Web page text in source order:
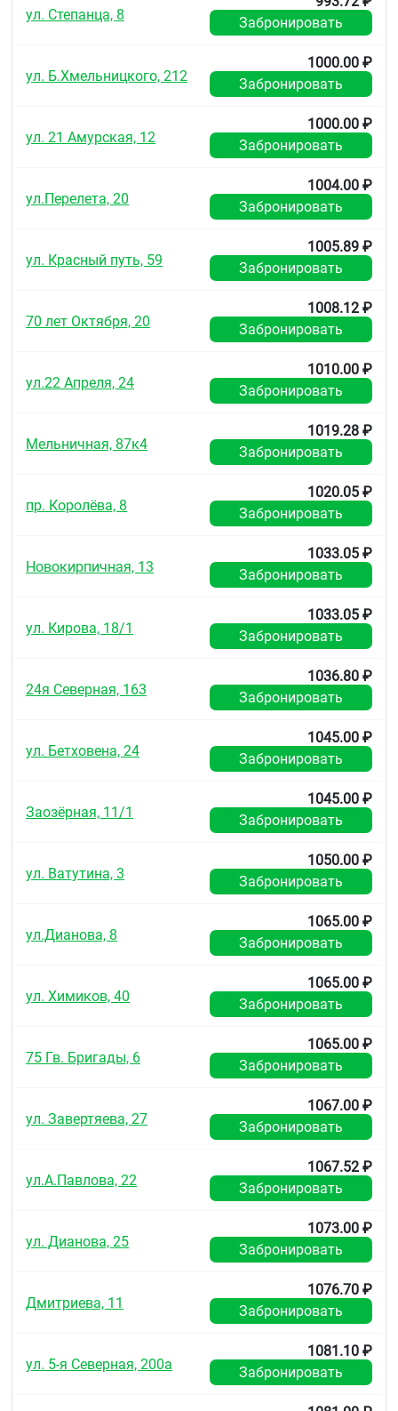
ул. Степанца, 8
Забронировать
ул. Б.Хмельницкого, 212
1000.00 ₽
Забронировать
ул. 21 Амурская, 12
1000.00 ₽
Забронировать
ул.Перелета, 20
1004.00 ₽
Забронировать
ул. Красный путь, 59
1005.89 ₽
Забронировать
70 лет Октября, 20
1008.12 ₽
Забронировать
ул.22 Апреля, 24
1010.00 ₽
Забронировать
Мельничная, 87к4
1019.28 ₽
Забронировать
пр. Королёва, 8
1020.05 ₽
Забронировать
Новокирпичная, 13
1033.05 ₽
Забронировать
ул. Кирова, 18/1
1033.05 ₽
Забронировать
24я Северная, 163
1036.80 ₽
Забронировать
ул. Бетховена, 24
1045.00 ₽
Забронировать
Заозёрная, 11/1
1045.00 ₽
Забронировать
ул. Ватутина, 3
1050.00 ₽
Забронировать
ул.Дианова, 8
1065.00 ₽
Забронировать
ул. Химиков, 40
1065.00 ₽
Забронировать
75 Гв. Бригады, 6
1065.00 ₽
Забронировать
ул. Завертяева, 27
1067.00 ₽
Забронировать
ул.А.Павлова, 22
1067.52 ₽
Забронировать
ул. Дианова, 25
1073.00 ₽
Забронировать
Дмитриева, 11
1076.70 ₽
Забронировать
ул. 5-я Северная, 200а
1081.10 ₽
Забронировать